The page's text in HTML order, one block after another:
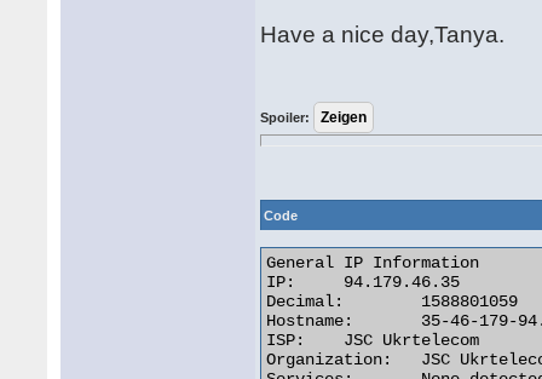
Have a nice day,Tanya.
Spoiler:
Code
General IP Information
IP:	94.179.46.35
Decimal:	1588801059
Hostname:	35-46-179-94.pool.ukrtel.net
ISP:	JSC Ukrtelecom
Organization:	JSC Ukrtelecom